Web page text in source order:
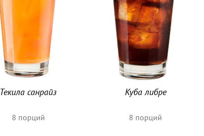
Текила санрайз
8 порций
Куба либре
8 порций